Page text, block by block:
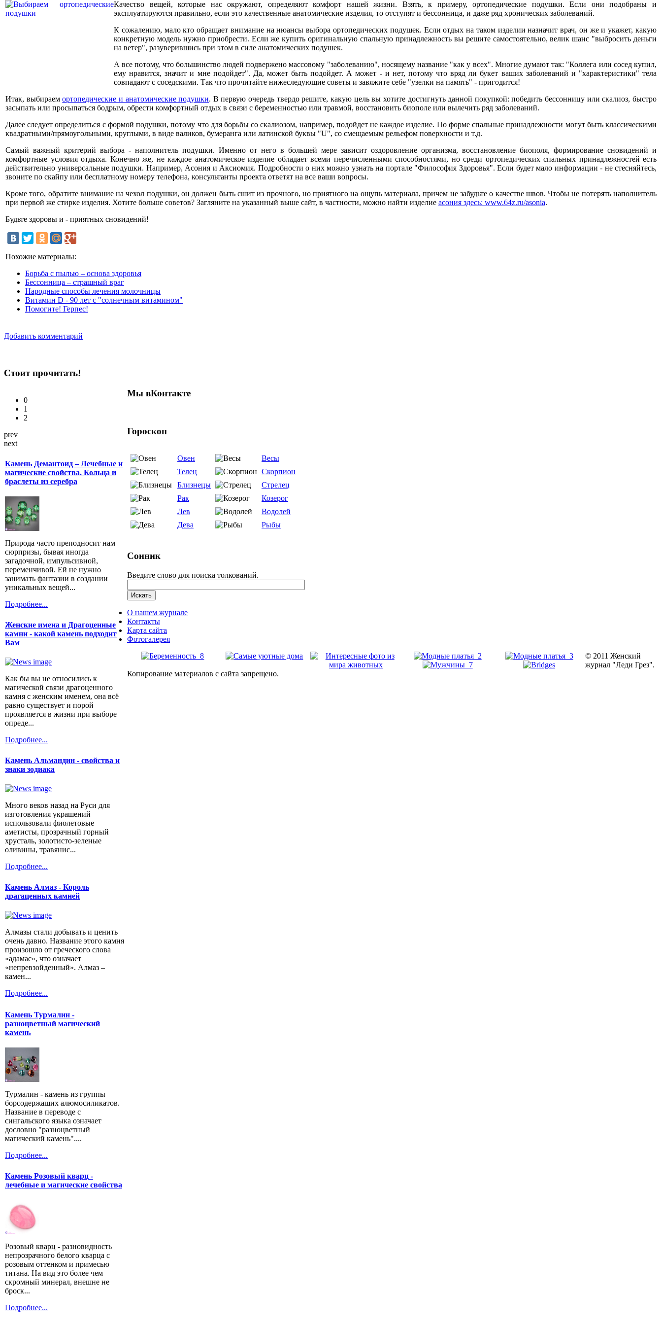
Качество вещей, которые нас окружают, определяют комфорт нашей жизни. Взять, к примеру, ортопедические подушки. Если они подобраны и
эксплуатируются правильно, если это качественные анатомические изделия, то отступят и бессонница, и даже ряд хронических заболеваний.
К сожалению, мало кто обращает внимание на нюансы выбора ортопедических подушек. Если отдых на таком изделии назначит врач, он же и укажет, какую
конкретную модель нужно приобрести. Если же купить оригинальную спальную принадлежность вы решите самостоятельно, велик шанс "выбросить деньги
на ветер", разуверившись при этом в силе анатомических подушек.
А все потому, что большинство людей подвержено массовому "заболеванию", носящему название "как у всех". Многие думают так: "Коллега или сосед купил,
ему нравится, значит и мне подойдет". Да, может быть подойдет. А может - и нет, потому что вряд ли букет ваших заболеваний и "характеристики" тела
совпадают с соседскими. Так что прочитайте нижеследующие советы и завяжите себе "узелки на память" - пригодится!
Итак, выбираемортопедические и анатомические подушки. В первую очередь твердо решите, какую цель вы хотите достигнуть данной покупкой: победить бессонницу или скалиоз, быстро
засыпать или просыпаться бодрым, обрести комфортный отдых в связи с беременностью или травмой, восстановить биополе или вылечить ряд заболеваний.
Далее следует определиться с формой подушки, потому что для борьбы со скалиозом, например, подойдет не каждое изделие. По форме спальные принадлежности могут быть классическими
квадратными/прямоугольными, круглыми, в виде валиков, бумеранга или латинской буквы "U", со смещаемым рельефом поверхности и т.д.
Самый важный критерий выбора - наполнитель подушки. Именно от него в большей мере зависит оздоровление организма, восстановление биополя, формирование сновидений и
комфортные условия отдыха. Конечно же, не каждое анатомическое изделие обладает всеми перечисленными способностями, но среди ортопедических спальных принадлежностей есть
действительно универсальные подушки. Например, Асония и Аксиомия. Подробности о них можно узнать на портале "Философия Здоровья". Если будет мало информации - не стесняйтесь,
звоните по скайпу или бесплатному номеру телефона, консультанты проекта ответят на все ваши вопросы.
Кроме того, обратите внимание на чехол подушки, он должен быть сшит из прочного, но приятного на ощупь материала, причем не забудьте о качестве швов. Чтобы не потерять наполнитель
при первой же стирке изделия. Хотите больше советов? Загляните на указанный выше сайт, в частности, можно найти изделие асония здесь: www.64z.ru/asonia.
Будьте здоровы и - приятных сновидений!
Похожие материалы:
Борьба с пылью – основа здоровья
Бессонница – страшный враг
Народные способы лечения молочницы
Витамин D - 90 лет с "солнечным витамином"
Помогите! Герпес!
Добавить комментарий
Стоит прочитать!
0
1
2
prev
next
Камень Демантоид – Лечебные и
магические свойства. Кольца и
браслеты из серебра
Природа часто преподносит нам
сюрпризы, бывая иногда
загадочной, импульсивной,
переменчивой. Ей не нужно
занимать фантазии в создании
уникальных вещей...
Подробнее...
Женские имена и Драгоценные
камни - какой камень подходит
Вам
Как бы вы не относились к
магической связи драгоценного
камня с женским именем, она всё
равно существует и порой
проявляется в жизни при выборе
опреде...
Подробнее...
Камень Альмандин - свойства и
знаки зодиака
Много веков назад на Руси для
изготовления украшений
использовали фиолетовые
аметисты, прозрачный горный
хрусталь, золотисто-зеленые
оливины, травянис...
Подробнее...
Камень Алмаз - Король
драгаценных камней
Алмазы стали добывать и ценить
очень давно. Название этого камня
произошло от греческого слова
«адамас», что означает
«непревзойденный». Алмаз –
камен...
Подробнее...
Камень Турмалин -
разноцветный магический
камень
Турмалин - камень из группы
борсодержащих алюмосиликатов.
Название в переводе с
сингальского языка означает
дословно "разноцветный
магический камень"....
Подробнее...
Камень Розовый кварц -
лечебные и магические свойства
Розовый кварц - разновидность
непрозрачного белого кварца с
розовым оттенком и примесью
титана. На вид это более чем
скромный минерал, внешне не
броск...
Подробнее...
Мы вКонтакте
Гороскоп
Овен
Весы
Телец
Скорпион
Близнецы
Стрелец
Рак
Козерог
Лев
Водолей
Дева
Рыбы
Сонник
Введите слово для поиска толкований.
О нашем журнале
Контакты
Карта сайта
Фотогалерея
© 2011 Женский
журнал "Леди Грез".
Копирование материалов с сайта запрещено.